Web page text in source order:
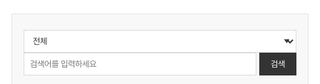
인재채용
>
채용정보
>
검색